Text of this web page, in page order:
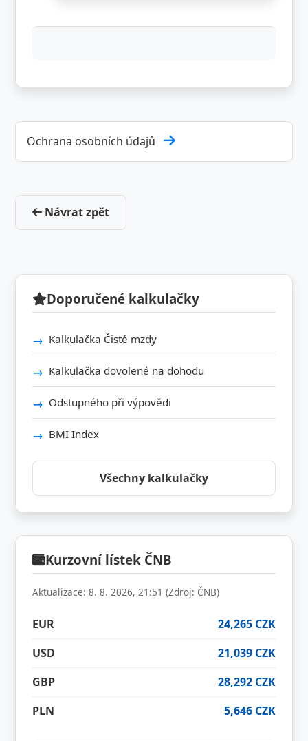
Post
navigation
Ochrana osobních údajů
Návrat zpět
Doporučené kalkulačky
Kalkulačka Čisté mzdy
Kalkulačka dovolené na dohodu
Odstupného při výpovědi
BMI Index
Všechny kalkulačky
Kurzovní lístek ČNB
Aktualizace: 8. 8. 2026, 21:51 (Zdroj: ČNB)
EUR
24,265 CZK
USD
21,039 CZK
GBP
28,292 CZK
PLN
5,646 CZK